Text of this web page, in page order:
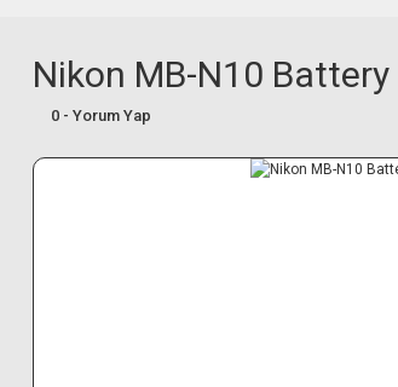
Nikon MB-N10 Battery
0 - Yorum Yap